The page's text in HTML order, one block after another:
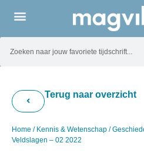
Terug naar overzicht
Home / Kennis & Wetenschap /
Veldslagen – 02 2022